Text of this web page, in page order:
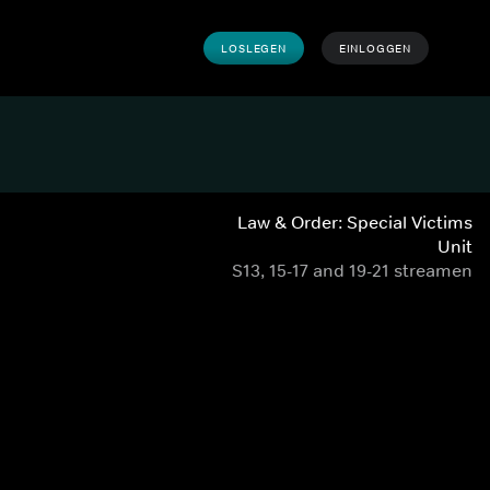
LOSLEGEN EINLOGGEN
Law & Order: Special Victims
Unit
S13, 15-17 and 19-21 streamen